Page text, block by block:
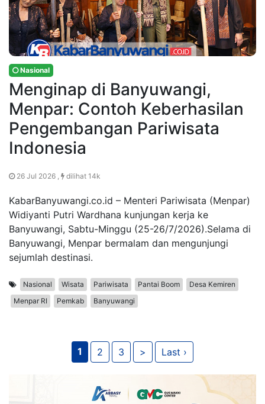
Nasional
Menginap di Banyuwangi,
Menpar: Contoh Keberhasilan
Pengembangan Pariwisata
Indonesia
26 Jul 2026 , dilihat 14k
KabarBanyuwangi.co.id – Menteri Pariwisata (Menpar)
Widiyanti Putri Wardhana kunjungan kerja ke
Banyuwangi, Sabtu-Minggu (25-26/7/2026).Selama di
Banyuwangi, Menpar bermalam dan mengunjungi
sejumlah destinasi.
Nasional Wisata Pariwisata Pantai Boom
Desa Kemiren
Menpar RI
Pemkab Banyuwangi
1 2 3 > Last ›